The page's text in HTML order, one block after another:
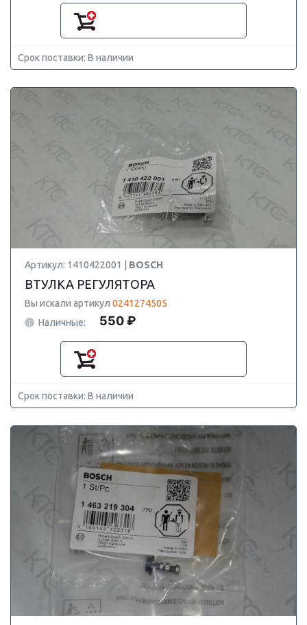
Срок поставки: В наличии
Артикул: 1410422001 | BOSCH
ВТУЛКА РЕГУЛЯТОРА
Вы искали артикул 0241274505
Наличные:
550 ₽
Срок поставки: В наличии